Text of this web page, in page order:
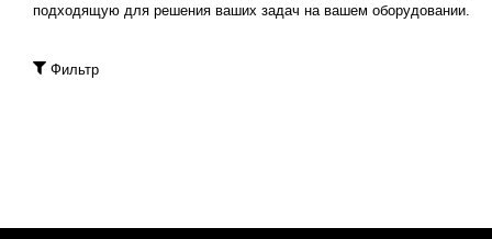
подходящую для решения ваших задач на вашем оборудовании.
Фильтр